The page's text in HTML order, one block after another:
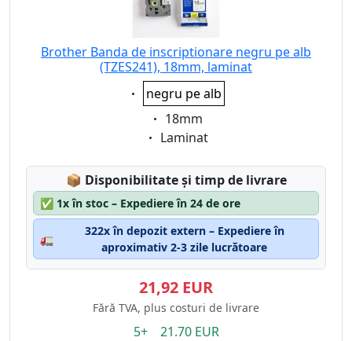
Brother Banda de inscriptionare negru pe alb
(TZES241), 18mm, laminat
Eigenschaft:
negru pe alb
Eigenschaft:
18mm
Eigenschaft:
Laminat
📦 Lagerstatus:
Disponibilitate și timp de livrare
✅ 1x în stoc – Expediere în 24 de ore
🚛
322x în depozit extern – Expediere în
aproximativ 2-3 zile lucrătoare
21,92 EUR
Fără TVA, plus costuri de livrare
5+ 21.70 EUR